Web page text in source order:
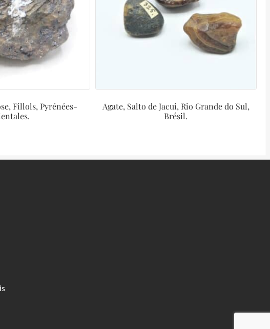
Fillols, Pyrénées-
Agate, Salto de Jacui, Rio Grande do Sul,
Brésil.